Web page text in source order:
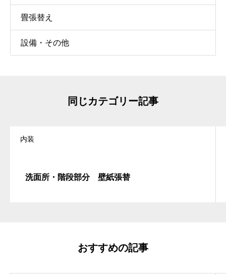
畳張替え
設備・その他
同じカテゴリー記事
内装
洗面所・階段部分 壁紙張替
おすすめの記事